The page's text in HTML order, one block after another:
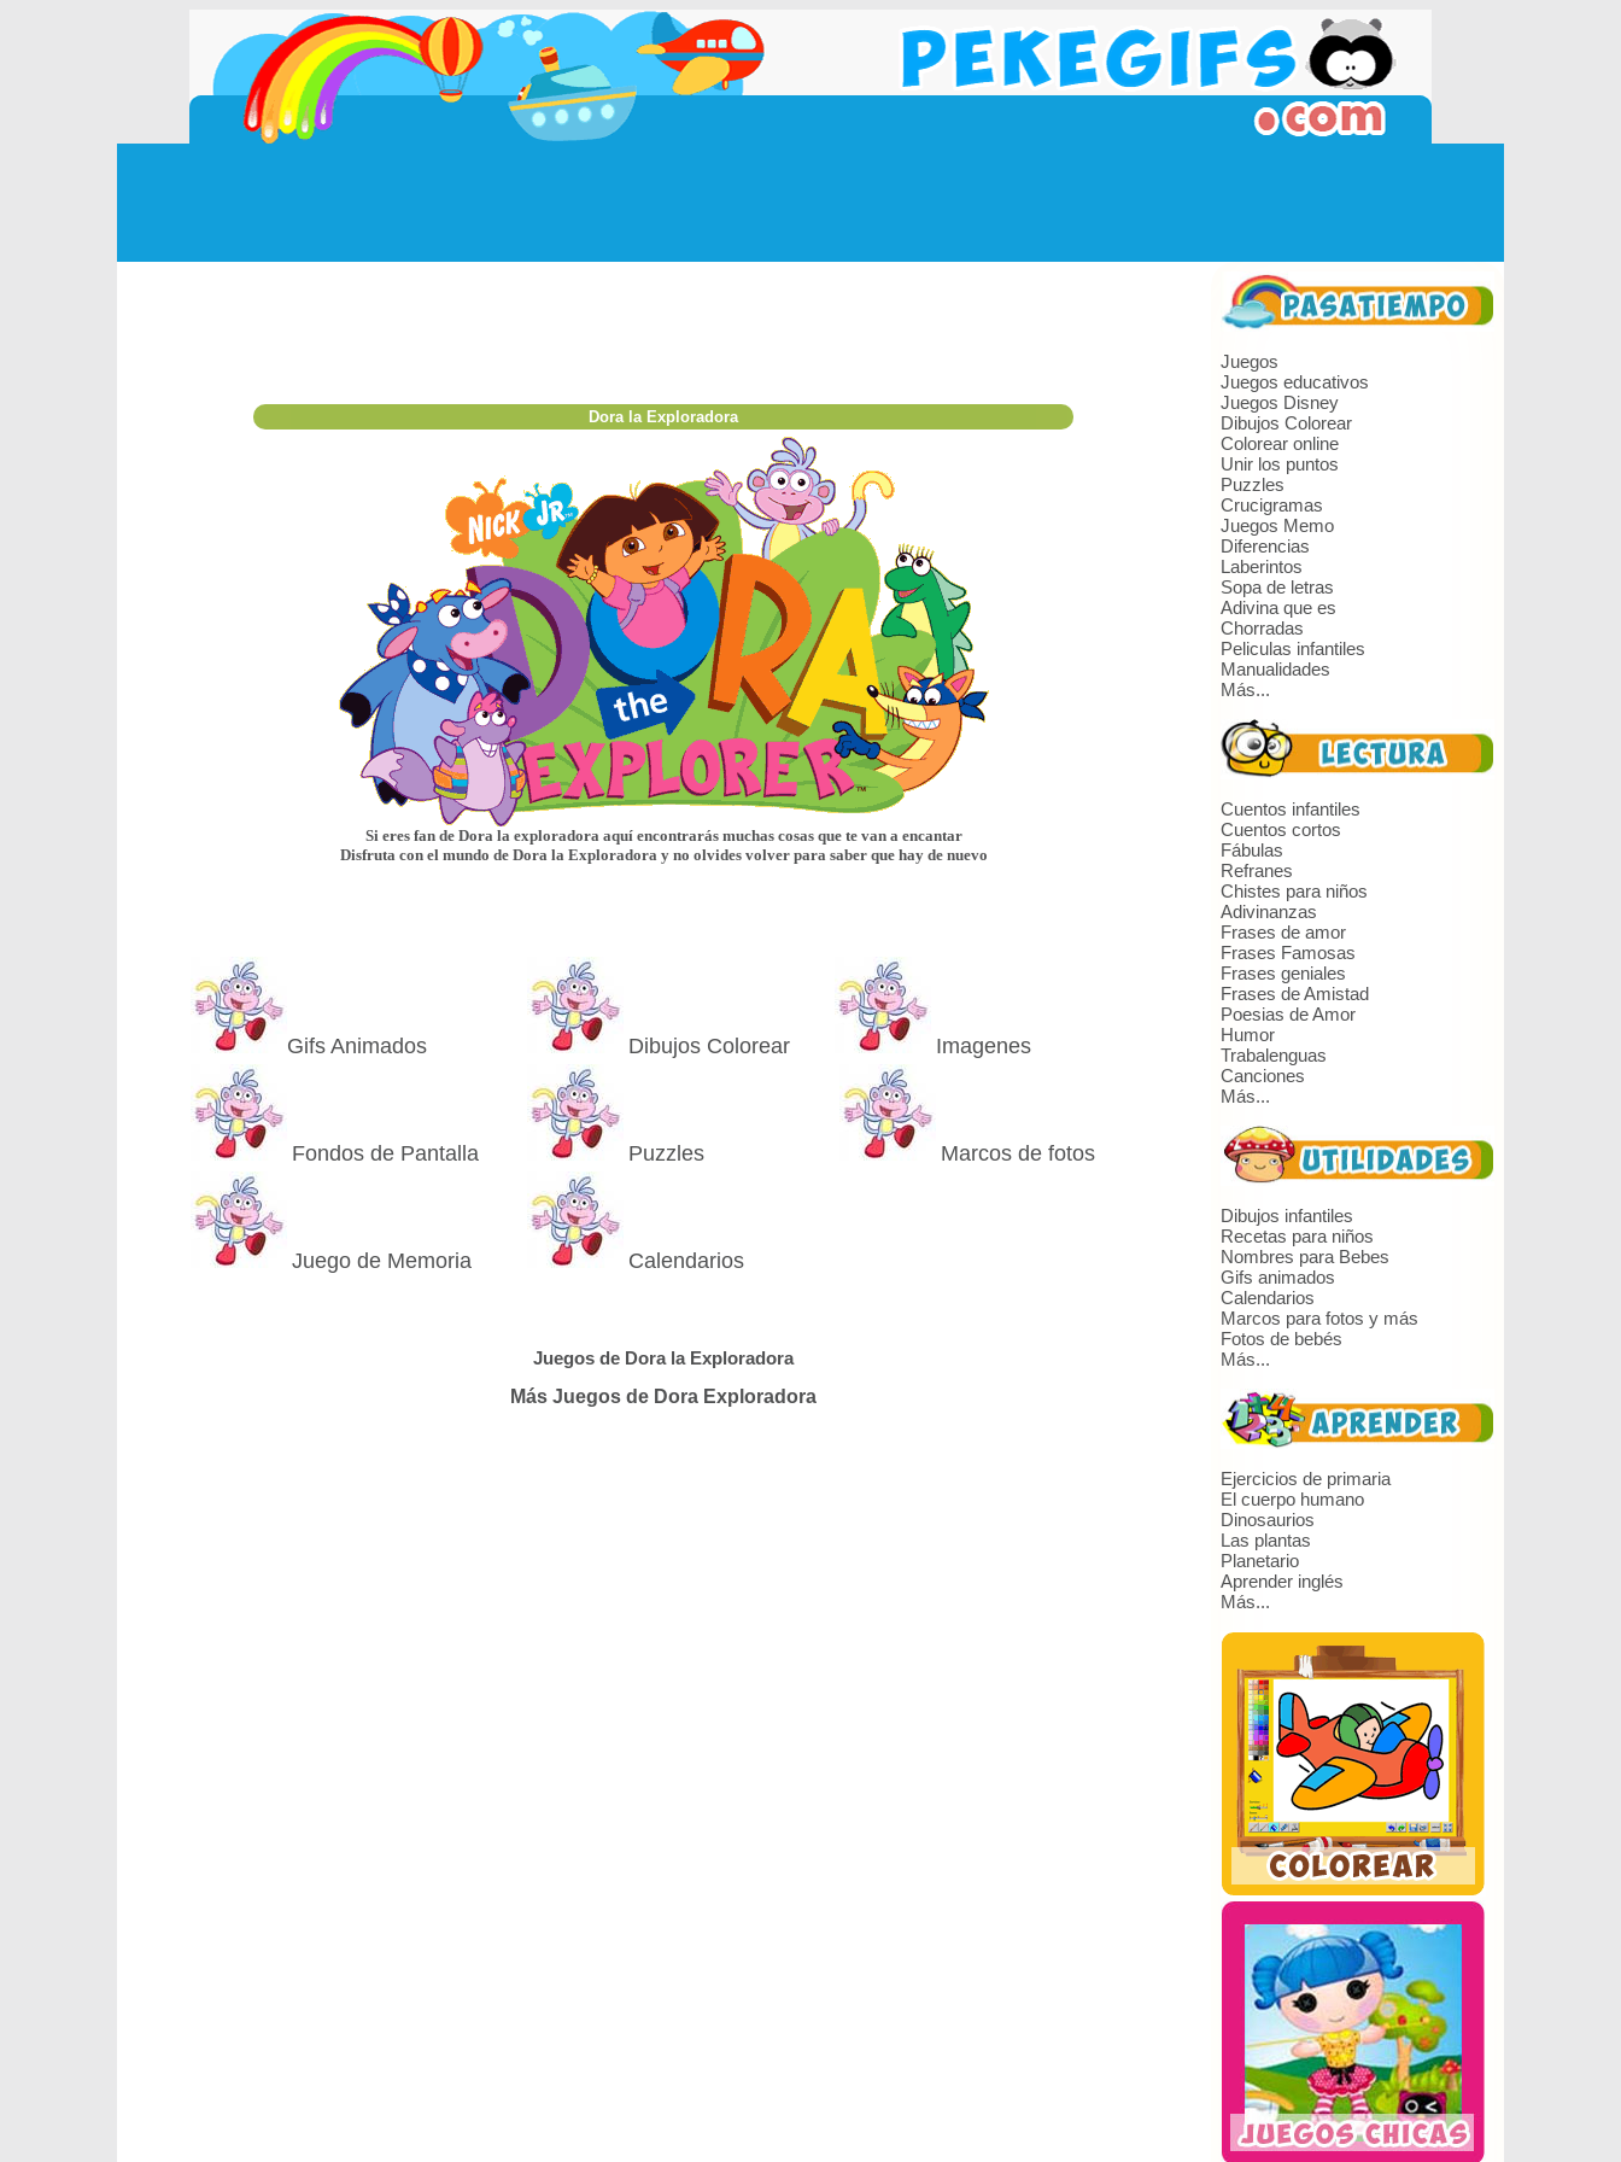
Dora la Exploradora
Si eres fan de Dora la exploradora aquí encontrarás muchas cosas que te van a encantar
Disfruta con el mundo de Dora la Exploradora y no olvides volver para saber que hay de nuevo
Gifs Animados Dibujos Colorear Imagenes
Fondos de Pantalla Puzzles Marcos de fotos
Juego de Memoria Calendarios
Juegos de Dora la Exploradora
Más Juegos de Dora Exploradora
Juegos
Juegos educativos
Juegos Disney
Dibujos Colorear
Colorear online
Unir los puntos
Puzzles
Crucigramas
Juegos Memo
Diferencias
Laberintos
Sopa de letras
Adivina que es
Chorradas
Peliculas infantiles
Manualidades
Más...
Cuentos infantiles
Cuentos cortos
Fábulas
Refranes
Chistes para niños
Adivinanzas
Frases de amor
Frases Famosas
Frases geniales
Frases de Amistad
Poesias de Amor
Humor
Trabalenguas
Canciones
Más...
Dibujos infantiles
Recetas para niños
Nombres para Bebes
Gifs animados
Calendarios
Marcos para fotos y más
Fotos de bebés
Más...
Ejercicios de primaria
El cuerpo humano
Dinosaurios
Las plantas
Planetario
Aprender inglés
Más...